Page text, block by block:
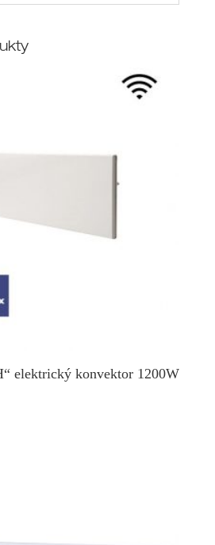
elektrický konvektor 1200W